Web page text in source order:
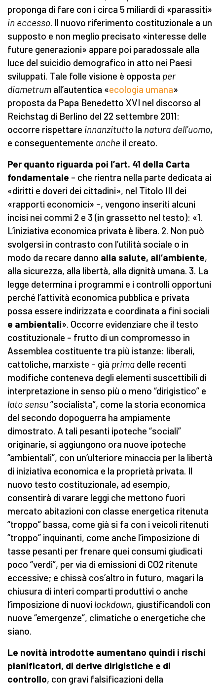
proponga di fare con i circa 5 miliardi di «parassiti»
in eccesso. Il nuovo riferimento costituzionale a un
supposto e non meglio precisato «interesse delle
future generazioni» appare poi paradossale alla
luce del suicidio demografico in atto nei Paesi
sviluppati. Tale folle visione è opposta per
diametrum all’autentica «ecologia umana»
proposta da Papa Benedetto XVI nel discorso al
Reichstag di Berlino del 22 settembre 2011:
occorre rispettare innanzitutto la natura dell’uomo,
e conseguentemente anche il creato.
Per quanto riguarda poi l’art. 41 della Carta
fondamentale – che rientra nella parte dedicata ai
«diritti e doveri dei cittadini», nel Titolo III dei
«rapporti economici» –, vengono inseriti alcuni
incisi nei commi 2 e 3 (in grassetto nel testo): «1.
L’iniziativa economica privata è libera. 2. Non può
svolgersi in contrasto con l’utilità sociale o in
modo da recare danno alla salute, all’ambiente,
alla sicurezza, alla libertà, alla dignità umana. 3. La
legge determina i programmi e i controlli opportuni
perché l’attività economica pubblica e privata
possa essere indirizzata e coordinata a fini sociali
e ambientali». Occorre evidenziare che il testo
costituzionale – frutto di un compromesso in
Assemblea costituente tra più istanze: liberali,
cattoliche, marxiste – già prima delle recenti
modifiche conteneva degli elementi suscettibili di
interpretazione in senso più o meno “dirigistico” e
lato sensu“socialista”, come la storia economica
del secondo dopoguerra ha ampiamente
dimostrato. A tali pesanti ipoteche “sociali”
originarie, si aggiungono ora nuove ipoteche
“ambientali”, con un’ulteriore minaccia per la libertà
di iniziativa economica e la proprietà privata. Il
nuovo testo costituzionale, ad esempio,
consentirà di varare leggi che mettono fuori
mercato abitazioni con classe energetica ritenuta
“troppo” bassa, come già si fa con i veicoli ritenuti
“troppo” inquinanti, come anche l’imposizione di
tasse pesanti per frenare quei consumi giudicati
poco “verdi”, per via di emissioni di CO2 ritenute
eccessive; e chissà cos’altro in futuro, magari la
chiusura di interi comparti produttivi o anche
l’imposizione di nuovi lockdown, giustificandoli con
nuove “emergenze”, climatiche o energetiche che
siano.
Le novità introdotte aumentano quindi i rischi
pianificatori, di derive dirigistiche e di
controllo, con gravi falsificazioni della